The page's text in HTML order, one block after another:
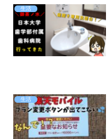
生活
生活